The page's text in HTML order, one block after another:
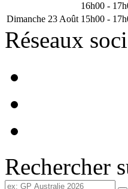
16h00 -
Dimanche 23 Août 15h00 -
Réseaux
Rechercher